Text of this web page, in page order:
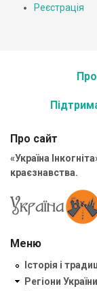
Реєстрація
Про сайт
«Україна
краєзнавства.
Меню
Історія і
Регіони України